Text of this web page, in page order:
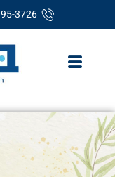
3726